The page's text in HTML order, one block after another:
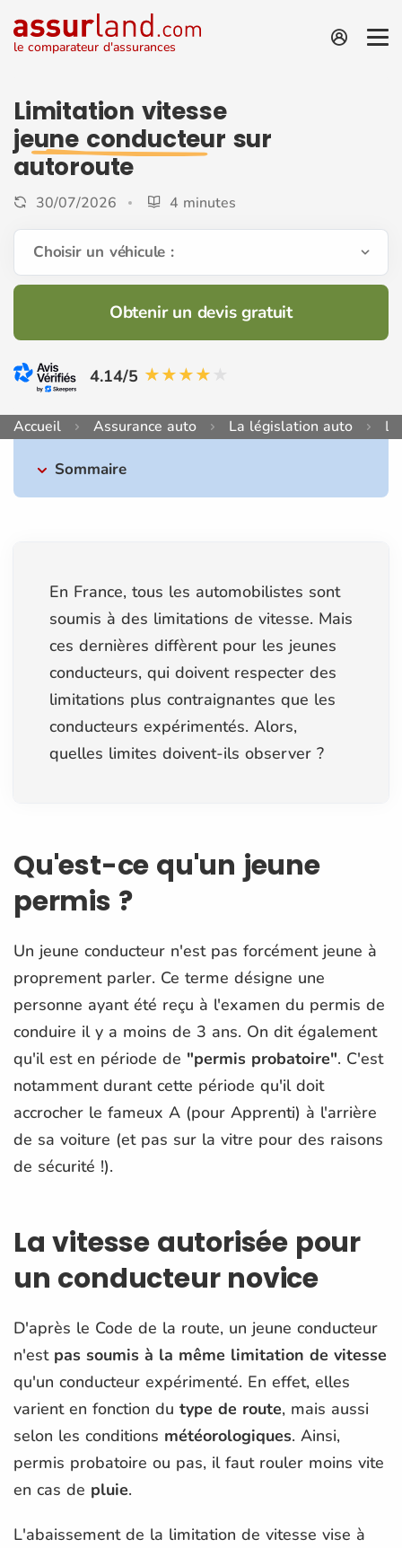
le comparateur d'assurances
Limitation vitesse
jeune conducteur sur
autoroute
30/07/2026 4 minutes
Choisir un véhicule :
Obtenir un devis gratuit
4.14/5
Accueil Assurance auto La législation auto
Sommaire
En France, tous les automobilistes sont
soumis à des limitations de vitesse. Mais
ces dernières diffèrent pour les jeunes
conducteurs, qui doivent respecter des
limitations plus contraignantes que les
conducteurs expérimentés. Alors,
quelles limites doivent-ils observer ?
Qu'est-ce qu'un jeune
permis ?
Un jeune conducteur n'est pas forcément jeune à
proprement parler. Ce terme désigne une
personne ayant été reçu à l'examen du permis de
conduire il y a moins de 3 ans. On dit également
qu'il est en période de "permis probatoire". C'est
notamment durant cette période qu'il doit
accrocher le fameux A (pour Apprenti) à l'arrière
de sa voiture (et pas sur la vitre pour des raisons
de sécurité !).
La vitesse autorisée pour
un conducteur novice
D'après le Code de la route, un jeune conducteur
n'est pas soumis à la même limitation de vitesse
qu'un conducteur expérimenté. En effet, elles
varient en fonction du type de route, mais aussi
selon les conditions météorologiques. Ainsi,
permis probatoire ou pas, il faut rouler moins vite
en cas de pluie.
L'abaissement de la limitation de vitesse vise à